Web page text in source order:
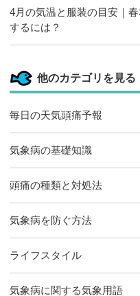
4月の気温と服装の目安｜
するには？
他のカテゴリを見る
毎日の天気頭痛予報
気象病の基礎知識
頭痛の種類と対処法
気象病を防ぐ方法
ライフスタイル
気象病に関する気象用語